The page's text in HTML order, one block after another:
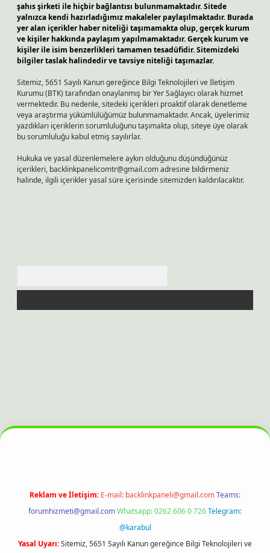
şahıs şirketi ile hiçbir bağlantısı bulunmamaktadır. Sitede
yalnızca kendi hazırladığımız makaleler paylaşılmaktadır. Burada
yer alan içerikler haber niteliği taşımamakta olup, gerçek kurum
ve kişiler hakkında paylaşım yapılmamaktadır. Gerçek kurum ve
kişiler ile isim benzerlikleri tamamen tesadüfidir. Sitemizdeki
bilgiler taslak halindedir ve tavsiye niteliği taşımazlar.
Sitemiz, 5651 Sayılı Kanun gereğince Bilgi Teknolojileri ve İletişim
Kurumu (BTK) tarafından onaylanmış bir Yer Sağlayıcı olarak hizmet
vermektedir. Bu nedenle, sitedeki içerikleri proaktif olarak denetleme
veya araştırma yükümlülüğümüz bulunmamaktadır. Ancak, üyelerimiz
yazdıkları içeriklerin sorumluluğunu taşımakta olup, siteye üye olarak
bu sorumluluğu kabul etmiş sayılırlar.
Hukuka ve yasal düzenlemelere aykırı olduğunu düşündüğünüz
içerikleri, backlinkpanelicomtr@gmail.comadresine bildirmeniz
halinde, ilgili içerikler yasal süre içerisinde sitemizden kaldırılacaktır.
sitesi
Reklam ve İletişim: E-mail: backlinkpaneli@gmail.comTeams:
forumhizmeti@gmail.comWhatsapp: 0262 606 0 726Telegram:
@karabul
Yasal Uyarı:Sitemiz, 5651 Sayılı Kanun gereğince Bilgi Teknolojileri ve